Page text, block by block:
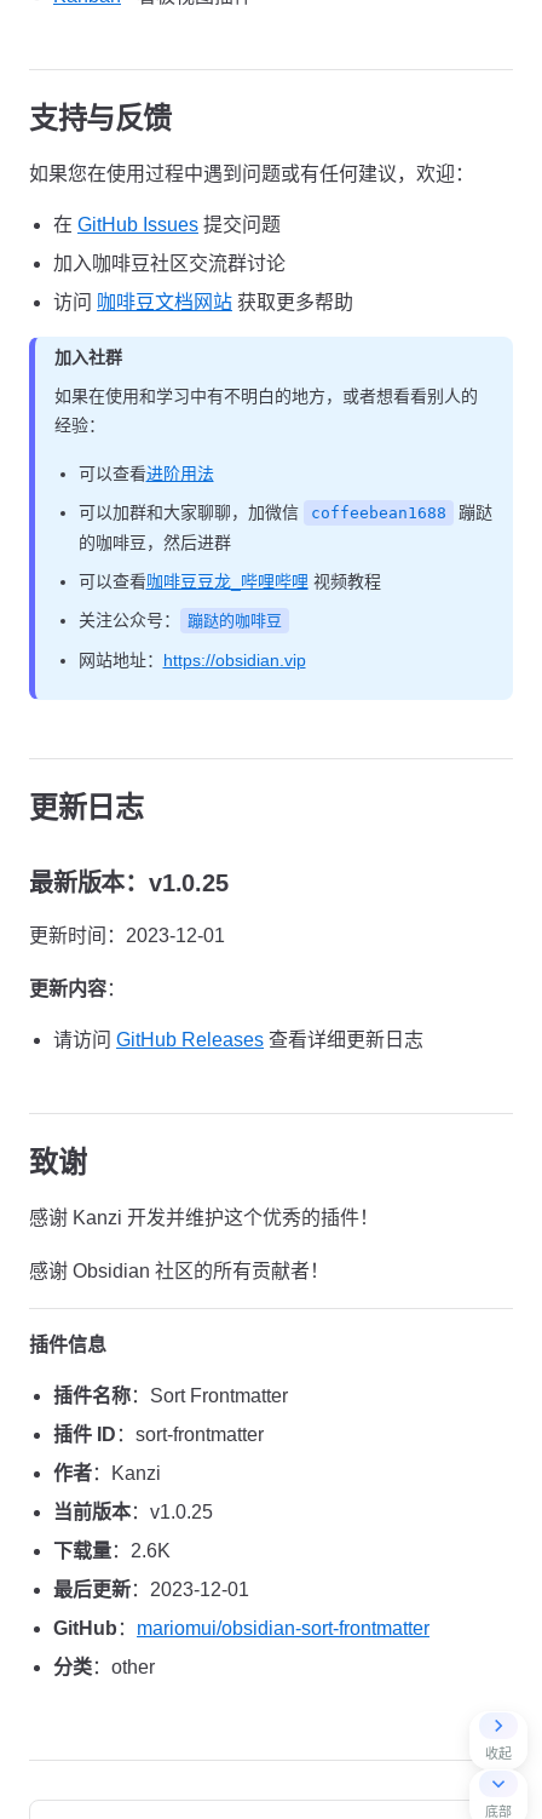
收起
底部
支持与反馈
如果您在使用过程中遇到问题或有任何建议，欢迎：
在 GitHub Issues 提交问题
加入咖啡豆社区交流群讨论
访问 咖啡豆文档网站 获取更多帮助
加入社群
如果在使用和学习中有不明白的地方，或者想看看别人的
经验：
可以查看进阶用法
可以加群和大家聊聊，加微信
coffeebean1688
蹦跶
的咖啡豆，然后进群
可以查看咖啡豆豆龙_哔哩哔哩 视频教程
关注公众号：
蹦跶的咖啡豆
网站地址： https://obsidian.vip
更新日志
最新版本：v1.0.25
更新时间：2023-12-01
更新内容：
请访问 GitHub Releases 查看详细更新日志
致谢
感谢 Kanzi 开发并维护这个优秀的插件！
感谢 Obsidian 社区的所有贡献者！
插件信息
插件名称：Sort Frontmatter
插件 ID ：sort-frontmatter
作者：Kanzi
当前版本：v1.0.25
下载量：2.6K
最后更新：2023-12-01
GitHub ： mariomui/obsidian-sort-frontmatter
分类：other
Pager